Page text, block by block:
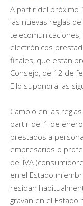
A partir del próximo
las nuevas reglas
electrónicos
finales, que están
Consejo, de 12 de
Ello supondrá las
Cambio en las
partir del 1 de
prestados a
empresarios o
del IVA
en el Estado
residan
gravan en el